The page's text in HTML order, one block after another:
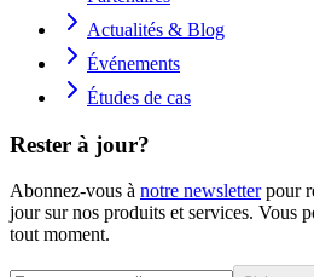
Actualités & Blog
Événements
Études de cas
Rester à jour?
Abonnez-vous à notre newsletterpour
jour sur nos produits et services. Vous
tout moment.